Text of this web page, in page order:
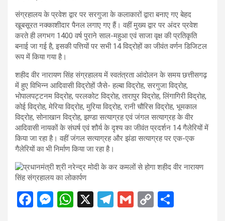
संग्रहालय के प्रवेश द्वार पर सरगुजा के कलाकारों द्वारा बनाए गए बेहद
खूबसूरत नक्काशीदार पैनल लगाए गए हैं। वहीं मुख्य द्वार पर अंदर प्रवेश
करते ही लगभग 1400 वर्ष पुराने साल-महुआ एवं साजा वृक्ष की प्रतिकृति
बनाई जा गई है, इसकी पत्तियों पर सभी 14 विद्रोहों का जीवंत वर्णन डिजिटल
रूप में किया गया है।
शहीद वीर नारायण सिंह संग्रहालय में स्वतंत्रता आंदोलन के समय छत्तीसगढ़
में हुए विभिन्न आदिवासी विद्रोहों जैसे- हल्बा विद्रोह, सरगुजा विद्रोह,
भोपालपट्टनम विद्रोह, परलकोट विद्रोह, तारापुर विद्रोह, लिंगागिरी विद्रोह,
कोई विद्रोह, मेरिया विद्रोह, मुरिया विद्रोह, रानी चौरिस विद्रोह, भूमकाल
विद्रोह, सोनाखान विद्रोह, झण्डा सत्याग्रह एवं जंगल सत्याग्रह के वीर
आदिवासी नायकों के संघर्ष एवं शौर्य के दृश्य का जीवंत प्रदर्शन 14 गैलेरियों में
किया जा रहा है। वहीं जंगल सत्याग्रह और झंडा सत्याग्रह पर एक-एक
गैलेरियों का भी निर्माण किया जा रहा है।
F
M W X
T
G
C